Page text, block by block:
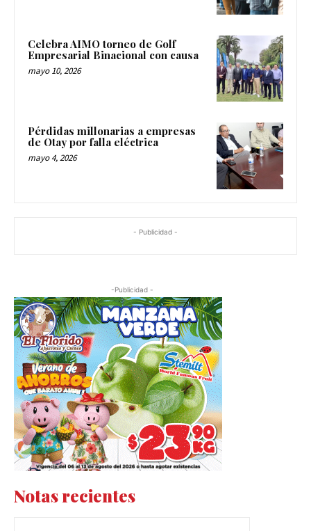
Celebra AIMO torneo de Golf
Empresarial Binacional con causa
mayo 10, 2026
Pérdidas millonarias a empresas
de Otay por falla eléctrica
mayo 4, 2026
- Publicidad -
-Publicidad -
Notas recientes